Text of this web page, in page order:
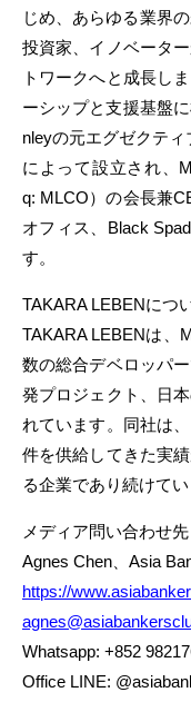
じめ、あらゆる業界
投資家、イノベータ
トワークへと成長し
ーシップと支援基盤
nleyの元エグゼクテ
によって設立され、
q: MLCO）の会長兼
オフィス、Black
す。
TAKARA LEBENにつ
TAKARA LEBENは、
数の総合デベロッパ
発プロジェクト、日
れています。同社は
件を供給してきた実
る企業であり続けてい
メディア問い合わせ先
Agnes Chen、Asia
https://
Whatsapp: +852
Office LINE: